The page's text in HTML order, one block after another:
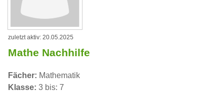
zuletzt aktiv: 20.05.2025
Mathe Nachhilfe
Fächer: Mathematik
Klasse: 3 bis: 7